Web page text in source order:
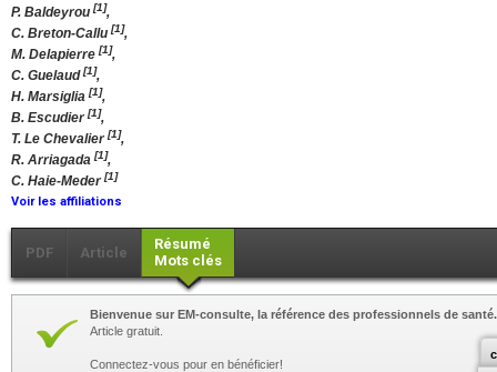
P. Baldeyrou [1],
C. Breton-Callu [1],
M. Delapierre [1],
C. Guelaud[1],
H. Marsiglia [1],
B. Escudier[1],
T. Le Chevalier[1],
R. Arriagada [1],
C. Haie-Meder[1]
Voir les affiliations
PDF Article
Résumé
Mots clés
Bienvenue sur EM-consulte, la référence des professionnels de santé.
Article gratuit.
Connectez-vous pour en bénéficier!